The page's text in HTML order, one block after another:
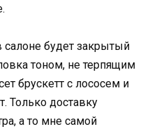
будет закрытый
тоном, не терпящим
брускетт с лососем и
Только доставку
а то мне самой